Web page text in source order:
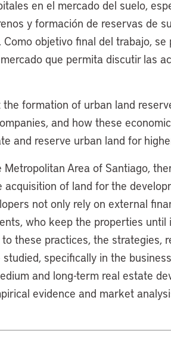
en el mercado del suelo,
y formación de reservas de
Como objetivo final del trabajo,
que permita discutir las
formation of urban land
and how these
and reserve urban land for
Area of Santiago,
acquisition of land for the
not only rely on external
who keep the properties
these practices, the strategies,
specifically in the
and long-term real estate
evidence and market